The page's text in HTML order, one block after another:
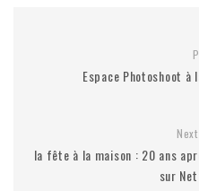
Espace Photoshoot à
Next
la fête à la maison : 20 ans
sur